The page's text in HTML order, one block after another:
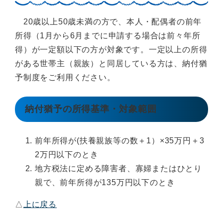
20歳以上50歳未満の方で、本人・配偶者の前年
所得（1月から6月までに申請する場合は前々年所
得）が一定額以下の方が対象です。一定以上の所得
がある世帯主（親族）と同居している方は、納付猶
予制度をご利用ください。
納付猶予の所得基準・対象範囲
前年所得が(扶養親族等の数＋1）×35万円＋3
2万円以下のとき
地方税法に定める障害者、寡婦またはひとり
親で、前年所得が135万円以下のとき
△ 上に戻る